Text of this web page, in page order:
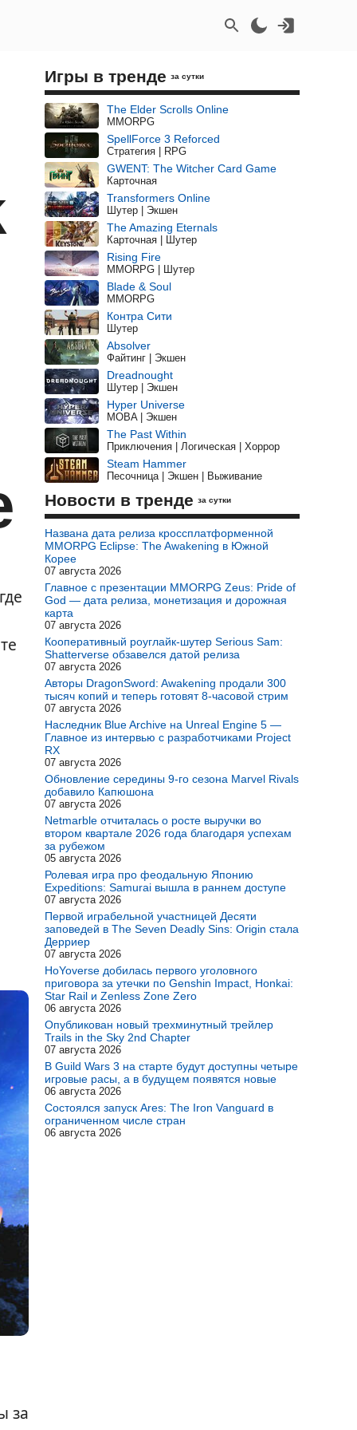
за
Игры в тренде за сутки
The Elder Scrolls Online
MMORPG
SpellForce 3 Reforced
Стратегия | RPG
GWENT: The Witcher Card Game
Карточная
Transformers Online
Шутер | Экшен
The Amazing Eternals
Карточная | Шутер
Rising Fire
MMORPG | Шутер
Blade & Soul
MMORPG
Контра Сити
Шутер
Absolver
Файтинг | Экшен
Dreadnought
Шутер | Экшен
Hyper Universe
MOBA | Экшен
The Past Within
Приключения | Логическая | Хоррор
Steam Hammer
Песочница | Экшен | Выживание
Новости в тренде за сутки
Названа дата релиза кроссплатформенной
MMORPG Eclipse: The Awakening в Южной
Корее
07 августа 2026
Главное с презентации MMORPG Zeus: Pride of
God — дата релиза, монетизация и дорожная
карта
07 августа 2026
Кооперативный роуглайк-шутер Serious Sam:
Shatterverse обзавелся датой релиза
07 августа 2026
Авторы DragonSword: Awakening продали 300
тысяч копий и теперь готовят 8-часовой стрим
07 августа 2026
Наследник Blue Archive на Unreal Engine 5 —
Главное из интервью с разработчиками Project
RX
07 августа 2026
Обновление середины 9-го сезона Marvel Rivals
добавило Капюшона
07 августа 2026
Netmarble отчиталась о росте выручки во
втором квартале 2026 года благодаря успехам
за рубежом
05 августа 2026
Ролевая игра про феодальную Японию
Expeditions: Samurai вышла в раннем доступе
07 августа 2026
Первой играбельной участницей Десяти
заповедей в The Seven Deadly Sins: Origin стала
Дерриер
07 августа 2026
HoYoverse добилась первого уголовного
приговора за утечки по Genshin Impact, Honkai:
Star Rail и Zenless Zone Zero
06 августа 2026
Опубликован новый трехминутный трейлер
Trails in the Sky 2nd Chapter
07 августа 2026
В Guild Wars 3 на старте будут доступны четыре
игровые расы, а в будущем появятся новые
06 августа 2026
Состоялся запуск Ares: The Iron Vanguard в
ограниченном числе стран
06 августа 2026